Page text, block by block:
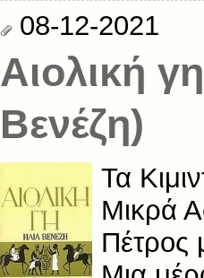
08-12-2021
Aιολική
Βενέζη)
Τα
Μικρά
Πέτρος